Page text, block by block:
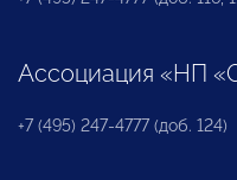
Ассоциация «НП
+7 (495) 247-4777 (доб. 124)